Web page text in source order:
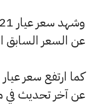
عن السعر السابق الذي بلغ 7175 جنيهًا
عن آخر تحديث في مصر